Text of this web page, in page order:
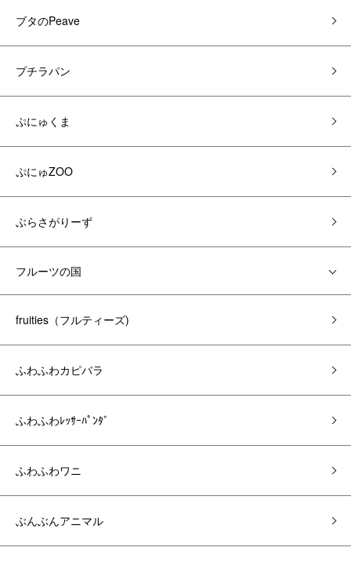
ブタのPeave
プチラパン
ぷにゅくま
ぷにゅZOO
ぶらさがりーず
フルーツの国
fruities（フルティーズ)
ふわふわカピバラ
ふわふわﾚｯｻｰﾊﾟﾝﾀﾞ
ふわふわワニ
ぶんぶんアニマル